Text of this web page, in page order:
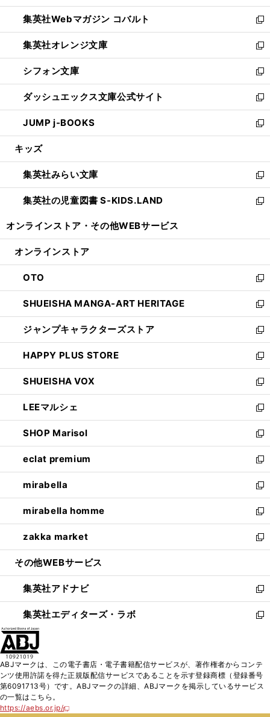
開
く
ウ
で
開
く
ン
ド
ウ
で
開
く
ウ
ィ
ン
ド
ウ
で
開
く
集英社Webマガジン コバルト
新
し
い
ウ
ィ
ン
ド
ウ
で
開
集英社オレンジ文庫
新
し
い
ウ
ィ
ン
ド
ウ
開
く
シフォン文庫
新
し
い
ウ
ィ
ン
ウ
で
開
く
ダッシュエックス文庫公式サイト
新
し
い
ウ
ン
ド
ウ
で
JUMP j-BOOKS
新
し
ウ
ィ
ン
ド
開
キッズ
集英社みらい文庫
新
し
い
ン
ウ
で
開
く
集英社の児童図書 S-KIDS.LAND
新
ウ
ン
ド
ウ
で
開
く
オンラインストア・ その他WEBサービス
オンラインストア
OTO
新
し
い
ウ
ィ
ン
ド
ウ
で
開
く
SHUEISHA MANGA-ART HERITAGE
新
し
い
ウ
ィ
ン
ド
ウ
で
開
く
ジャンプキャラクターズストア
新
し
い
ウ
ィ
ン
ド
ウ
で
開
く
HAPPY PLUS STORE
新
し
い
ウ
ィ
ン
ド
ウ
で
開
く
SHUEISHA VOX
新
し
い
ウ
ィ
ン
ド
ウ
で
開
く
LEEマルシェ
新
し
い
ウ
ィ
ン
ド
ウ
で
開
く
SHOP Marisol
新
し
い
ウ
ィ
ン
ド
ウ
で
開
eclat premium
新
し
い
ウ
ィ
ン
ド
ウ
開
く
mirabella
新
し
い
ウ
ィ
ン
ウ
で
開
く
mirabella homme
新
し
い
ウ
ン
ド
ウ
で
zakka market
新
し
ウ
ィ
ン
ド
く
その他WEBサービス
集英社アドナビ
新
し
い
ド
ウ
で
集英社エディターズ・ラボ
新
ィ
ン
ABJマークは、この電子書店・電子書籍配信サービスが、著作権者からコンテ
ンツ使用許諾を得た正規版配信サービスであることを示す登録商標（登録番号
第6091713号）です。ABJマークの詳細、ABJマークを掲示しているサービス
の一覧はこちら。
https://aebs.or.jp/
新